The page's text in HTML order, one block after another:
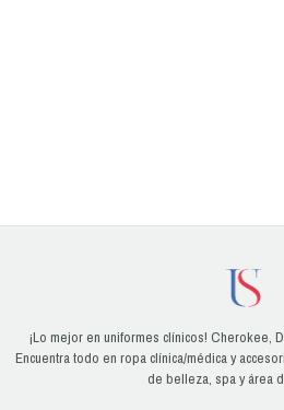
¡Lo mejor en uniformes clínicos! Cherokee,
Encuentra todo en ropa clínica/médica y
de belleza, spa y área